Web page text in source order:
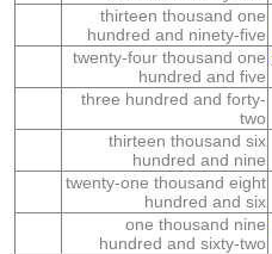
thirteen thousand one
hundred and ninety-five
twenty-four thousand one
hundred and five
three hundred and forty-
two
thirteen thousand six
hundred and nine
twenty-one thousand eight
hundred and six
one thousand nine
hundred and sixty-two